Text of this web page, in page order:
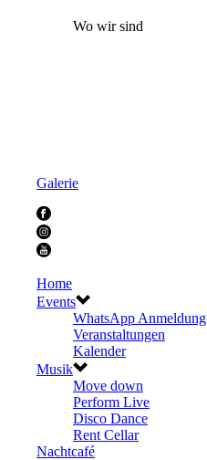
Wo wir sind
Galerie
Home
Events
WhatsApp Anmeldung
Veranstaltungen
Kalender
Musik
Move down
Perform Live
Disco Dance
Rent Cellar
Nachtcafé